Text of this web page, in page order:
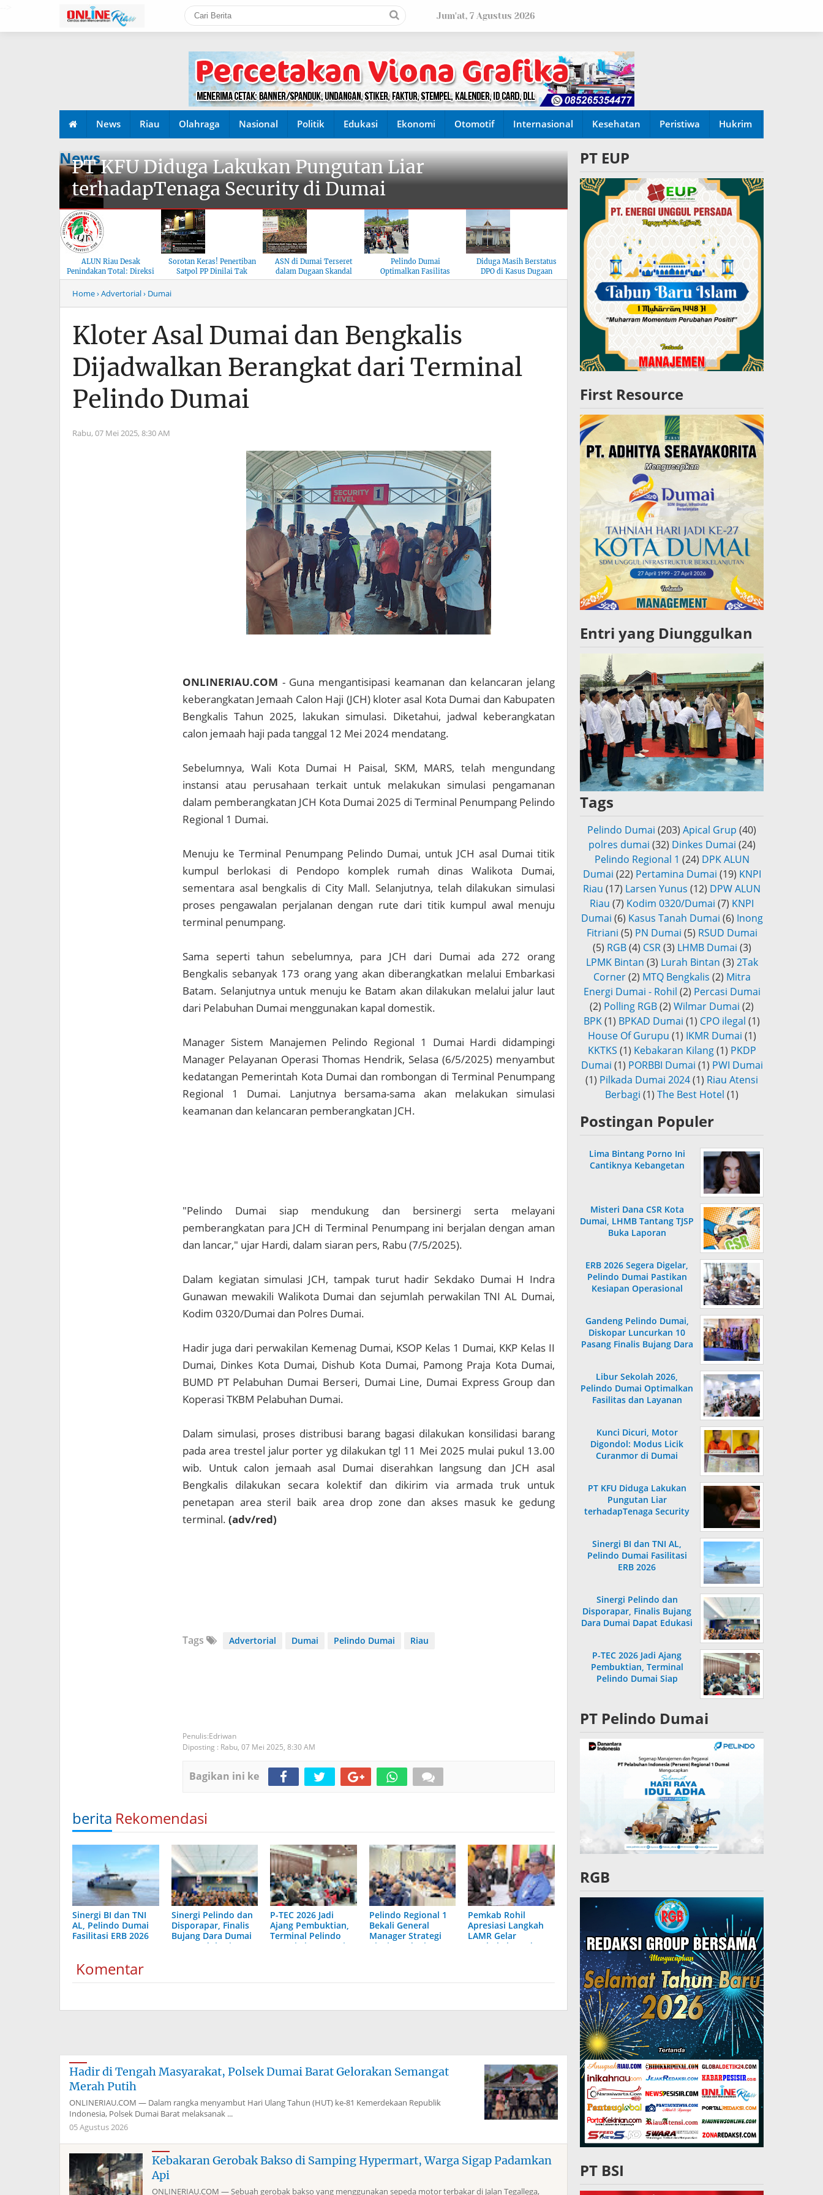
Jum'at, 7 Agustus 2026
News Riau Olahraga Nasional Politik Edukasi Ekonomi Otomotif Internasional Kesehatan Peristiwa Hukrim
News
PT KFU Diduga Lakukan Pungutan Liar
terhadapTenaga Security di Dumai
ALUN Riau Desak
Penindakan Total: Direksi
Musim Mas Harus
Bertanggung Jawab
Sorotan Keras! Penertiban
Satpol PP Dinilai Tak
Menyentuh “Kelas Atas”
ASN di Dumai Terseret
dalam Dugaan Skandal
KSO, Integritas Aparatur
Pelindo Dumai
Optimalkan Fasilitas
untuk Kenyamanan Arus
Diduga Masih Berstatus
DPO di Kasus Dugaan
Pemalsuan Paspor, Polres
Home› Advertorial› Dumai
Kloter Asal Dumai dan Bengkalis
Dijadwalkan Berangkat dari Terminal
Pelindo Dumai
Rabu, 07 Mei 2025, 8:30 AM
ONLINERIAU.COM - Guna mengantisipasi keamanan dan kelancaran jelang
keberangkatan Jemaah Calon Haji (JCH) kloter asal Kota Dumai dan Kabupaten
Bengkalis Tahun 2025, lakukan simulasi. Diketahui, jadwal keberangkatan
calon jemaah haji pada tanggal 12 Mei 2024 mendatang.
Sebelumnya, Wali Kota Dumai H Paisal, SKM, MARS, telah mengundang
instansi atau perusahaan terkait untuk melakukan simulasi pengamanan
dalam pemberangkatan JCH Kota Dumai 2025 di Terminal Penumpang Pelindo
Regional 1 Dumai.
Menuju ke Terminal Penumpang Pelindo Dumai, untuk JCH asal Dumai titik
kumpul berlokasi di Pendopo komplek rumah dinas Walikota Dumai,
sementara asal bengkalis di City Mall. Selanjutnya, telah dilakukan simulasi
proses pengawalan perjalanan dengan rute dari titik kumpul awal menuju
terminal penumpang.
Sama seperti tahun sebelumnya, para JCH dari Dumai ada 272 orang
Bengkalis sebanyak 173 orang yang akan diberangkatkan melalui Embarkasi
Batam. Selanjutnya untuk menuju ke Batam akan dilakukan melalui jalur laut
dari Pelabuhan Dumai menggunakan kapal domestik.
Manager Sistem Manajemen Pelindo Regional 1 Dumai Hardi didampingi
Manager Pelayanan Operasi Thomas Hendrik, Selasa (6/5/2025) menyambut
kedatangan Pemerintah Kota Dumai dan rombongan di Terminal Penumpang
Regional 1 Dumai. Lanjutnya bersama-sama akan melakukan simulasi
keamanan dan kelancaran pemberangkatan JCH.
"Pelindo Dumai siap mendukung dan bersinergi serta melayani
pemberangkatan para JCH di Terminal Penumpang ini berjalan dengan aman
dan lancar," ujar Hardi, dalam siaran pers, Rabu (7/5/2025).
Dalam kegiatan simulasi JCH, tampak turut hadir Sekdako Dumai H Indra
Gunawan mewakili Walikota Dumai dan sejumlah perwakilan TNI AL Dumai,
Kodim 0320/Dumai dan Polres Dumai.
Hadir juga dari perwakilan Kemenag Dumai, KSOP Kelas 1 Dumai, KKP Kelas II
Dumai, Dinkes Kota Dumai, Dishub Kota Dumai, Pamong Praja Kota Dumai,
BUMD PT Pelabuhan Dumai Berseri, Dumai Line, Dumai Express Group dan
Koperasi TKBM Pelabuhan Dumai.
Dalam simulasi, proses distribusi barang bagasi dilakukan konsilidasi barang
pada area trestel jalur porter yg dilakukan tgl 11 Mei 2025 mulai pukul 13.00
wib. Untuk calon jemaah asal Dumai diserahkan langsung dan JCH asal
Bengkalis dilakukan secara kolektif dan dikirim via armada truk untuk
penetapan area steril baik area drop zone dan akses masuk ke gedung
terminal. (adv/red)
Tags Advertorial Dumai Pelindo Dumai Riau
Edriwan
Diposting : Rabu, 07 Mei 2025, 8:30 AM
Bagikan ini ke
berita Rekomendasi
Sinergi BI dan TNI
AL, Pelindo Dumai
Fasilitasi ERB 2026
Sinergi Pelindo dan
Disporapar, Finalis
Bujang Dara Dumai
Dapat Edukasi
P-TEC 2026 Jadi
Ajang Pembuktian,
Terminal Pelindo
Dumai Siap Bersaing
Pelindo Regional 1
Bekali General
Manager Strategi
Bisnis Hadapi
Pemkab Rohil
Apresiasi Langkah
LAMR Gelar
Pembekalan Adat
Komentar
Hadir di Tengah Masyarakat, Polsek Dumai Barat Gelorakan Semangat
Merah Putih
ONLINERIAU.COM — Dalam rangka menyambut Hari Ulang Tahun (HUT) ke-81 Kemerdekaan Republik
Indonesia, Polsek Dumai Barat melaksanak ...
05 Agustus 2026
Kebakaran Gerobak Bakso di Samping Hypermart, Warga Sigap Padamkan
Api
ONLINERIAU.COM — Sebuah gerobak bakso yang menggunakan sepeda motor terbakar di Jalan Tegallega,
PT EUP
First Resource
Entri yang Diunggulkan
Tags
Pelindo Dumai (203) Apical Grup (40)
polres dumai (32) Dinkes Dumai (24)
Pelindo Regional 1 (24) DPK ALUN
Dumai (22) Pertamina Dumai (19) KNPI
Riau (17) Larsen Yunus (12) DPW ALUN
Riau (7) Kodim 0320/Dumai (7) KNPI
Dumai (6) Kasus Tanah Dumai (6) Inong
Fitriani (5) PN Dumai (5) RSUD Dumai
(5) RGB (4) CSR (3) LHMB Dumai (3)
LPMK Bintan (3) Lurah Bintan (3) 2Tak
Corner (2) MTQ Bengkalis (2) Mitra
Energi Dumai - Rohil (2) Percasi Dumai
(2) Polling RGB(2) Wilmar Dumai (2)
BPK(1) BPKAD Dumai (1) CPO ilegal (1)
House Of Gurupu (1) IKMR Dumai (1)
KKTKS (1) Kebakaran Kilang (1) PKDP
Dumai (1) PORBBI Dumai (1) PWI Dumai
(1) Pilkada Dumai 2024(1) Riau Atensi
Berbagi (1) The Best Hotel (1)
Postingan Populer
Lima Bintang Porno Ini
Cantiknya Kebangetan
Misteri Dana CSR Kota
Dumai, LHMB Tantang TJSP
Buka Laporan
ERB 2026 Segera Digelar,
Pelindo Dumai Pastikan
Kesiapan Operasional
Gandeng Pelindo Dumai,
Diskopar Luncurkan 10
Pasang Finalis Bujang Dara
Libur Sekolah 2026,
Pelindo Dumai Optimalkan
Fasilitas dan Layanan
Kunci Dicuri, Motor
Digondol: Modus Licik
Curanmor di Dumai
PT KFU Diduga Lakukan
Pungutan Liar
terhadapTenaga Security
Sinergi BI dan TNI AL,
Pelindo Dumai Fasilitasi
ERB 2026
Sinergi Pelindo dan
Disporapar, Finalis Bujang
Dara Dumai Dapat Edukasi
P-TEC 2026 Jadi Ajang
Pembuktian, Terminal
Pelindo Dumai Siap
PT Pelindo Dumai
RGB
PT BSI